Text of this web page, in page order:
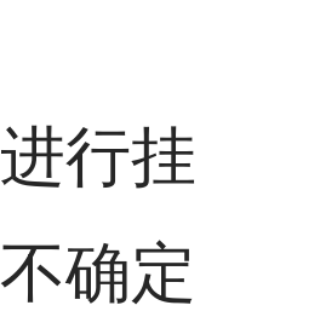
行挂
确定